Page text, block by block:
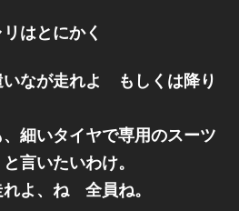
はとにかく
いなが走れよ もしくは降り
細いタイヤで専用のスーツ
言いたいわけ。
よ、ね 全員ね。